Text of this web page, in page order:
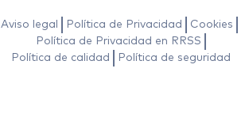
Aviso legal Política de Privacidad
Cookies
Política de Privacidad en RRSS
Política de calidad
Política de seguridad